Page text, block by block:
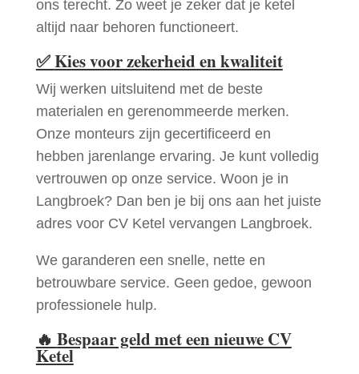
ons terecht. Zo weet je zeker dat je ketel
altijd naar behoren functioneert.
✅Kies voor zekerheid en kwaliteit
Wij werken uitsluitend met de beste
materialen en gerenommeerde merken.
Onze monteurs zijn gecertificeerd en
hebben jarenlange ervaring. Je kunt volledig
vertrouwen op onze service. Woon je in
Langbroek? Dan ben je bij ons aan het juiste
adres voor CV Ketel vervangen Langbroek.
We garanderen een snelle, nette en
betrouwbare service. Geen gedoe, gewoon
professionele hulp.
🔥 Bespaar geld met een nieuwe CV
Ketel